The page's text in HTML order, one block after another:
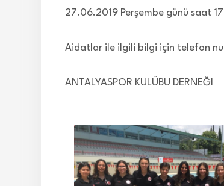
27.06.2019 Perşembe günü saat
Aidatlar ile ilgili bilgi için telefon
ANTALYASPOR KULÜBU DERNEĞI